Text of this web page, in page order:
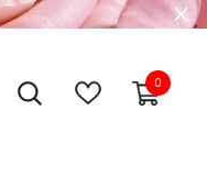
0 0